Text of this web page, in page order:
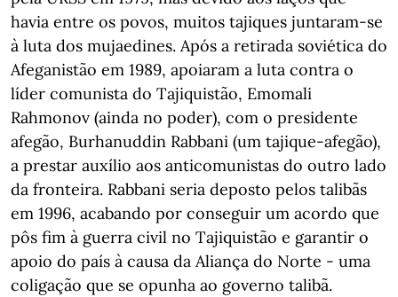
havia entre os povos, muitos tajiques juntaram-se
à luta dos mujaedines. Após a retirada soviética do
Afeganistão em 1989, apoiaram a luta contra o
líder comunista do Tajiquistão, Emomali
Rahmonov (ainda no poder), com o presidente
afegão, Burhanuddin Rabbani (um tajique-afegão),
a prestar auxílio aos anticomunistas do outro lado
da fronteira. Rabbani seria deposto pelos talibãs
em 1996, acabando por conseguir um acordo que
pôs fim à guerra civil no Tajiquistão e garantir o
apoio do país à causa da Aliança do Norte - uma
coligação que se opunha ao governo talibã.